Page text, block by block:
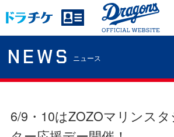
NEWS ニュース
6/9・10はZOZOマリンス